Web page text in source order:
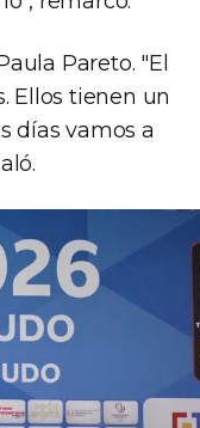
Pareto. "El
Ellos tienen un
días vamos a